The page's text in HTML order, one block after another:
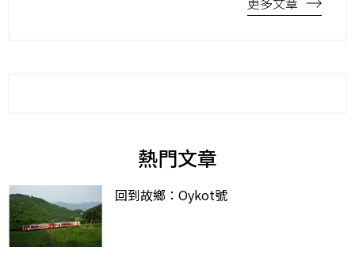
熱門文章
回到故鄉：Oykot號